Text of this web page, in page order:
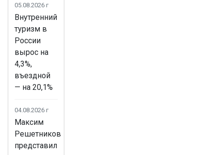
05.08.2026 г
Внутренний
туризм в
России
вырос на
4,3%,
въездной
— на 20,1%
04.08.2026 г
Максим
Решетников
представил